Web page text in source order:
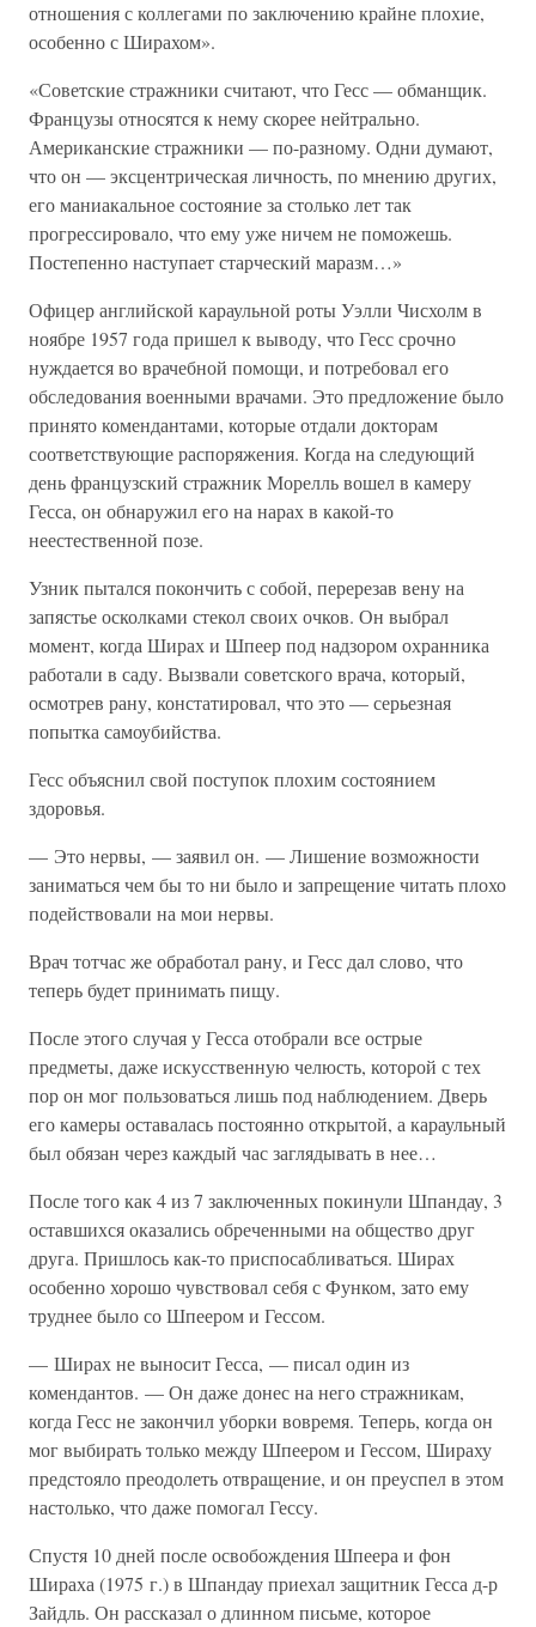
отношения с коллегами по заключению крайне плохие,
особенно с Ширахом».
«Советские стражники считают, что Гесс — обманщик.
Французы относятся к нему скорее нейтрально.
Американские стражники — по-разному. Одни думают,
что он — эксцентрическая личность, по мнению других,
его маниакальное состояние за столько лет так
прогрессировало, что ему уже ничем не поможешь.
Постепенно наступает старческий маразм…»
Офицер английской караульной роты Уэлли Чисхолм в
ноябре 1957 года пришел к выводу, что Гесс срочно
нуждается во врачебной помощи, и потребовал его
обследования военными врачами. Это предложение было
принято комендантами, которые отдали докторам
соответствующие распоряжения. Когда на следующий
день французский стражник Морелль вошел в камеру
Гесса, он обнаружил его на нарах в какой-то
неестественной позе.
Узник пытался покончить с собой, перерезав вену на
запястье осколками стекол своих очков. Он выбрал
момент, когда Ширах и Шпеер под надзором охранника
работали в саду. Вызвали советского врача, который,
осмотрев рану, констатировал, что это — серьезная
попытка самоубийства.
Гесс объяснил свой поступок плохим состоянием
здоровья.
— Это нервы, — заявил он. — Лишение возможности
заниматься чем бы то ни было и запрещение читать плохо
подействовали на мои нервы.
Врач тотчас же обработал рану, и Гесс дал слово, что
теперь будет принимать пищу.
После этого случая у Гесса отобрали все острые
предметы, даже искусственную челюсть, которой с тех
пор он мог пользоваться лишь под наблюдением. Дверь
его камеры оставалась постоянно открытой, а караульный
был обязан через каждый час заглядывать в нее…
После того как 4 из 7 заключенных покинули Шпандау, 3
оставшихся оказались обреченными на общество друг
друга. Пришлось как-то приспосабливаться. Ширах
особенно хорошо чувствовал себя с Функом, зато ему
труднее было со Шпеером и Гессом.
— Ширах не выносит Гесса, — писал один из
комендантов. — Он даже донес на него стражникам,
когда Гесс не закончил уборки вовремя. Теперь, когда он
мог выбирать только между Шпеером и Гессом, Шираху
предстояло преодолеть отвращение, и он преуспел в этом
настолько, что даже помогал Гессу.
Спустя 10 дней после освобождения Шпеера и фон
Шираха (1975 г.) в Шпандау приехал защитник Гесса д-р
Зайдль. Он рассказал о длинном письме, которое